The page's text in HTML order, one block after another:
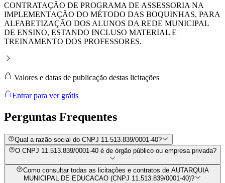
CONTRATAÇÃO DE PROGRAMA DE ASSESSORIA NA
IMPLEMENTAÇÃO DO MÉTODO DAS BOQUINHAS, PARA
ALFABETIZAÇÃO DOS ALUNOS DA REDE MUNICIPAL
DE ENSINO, ESTANDO INCLUSO MATERIAL E
TREINAMENTO DOS PROFESSORES.
Valores e datas de publicação destas licitações
Entrar para ver grátis
Perguntas Frequentes
Qual a razão social do CNPJ 11.513.839/0001-40?
O CNPJ 11.513.839/0001-40 é de órgão público ou empresa privada?
Como consultar todas as licitações e contratos de AUTARQUIA
MUNICIPAL DE EDUCACAO (CNPJ 11.513.839/0001-40)?